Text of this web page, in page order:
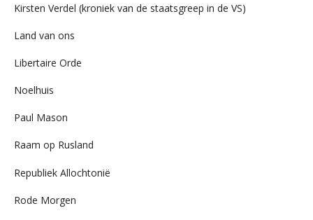
Kirsten Verdel (kroniek van de staatsgreep in de VS)
Land van ons
Libertaire Orde
Noelhuis
Paul Mason
Raam op Rusland
Republiek Allochtonië
Rode Morgen